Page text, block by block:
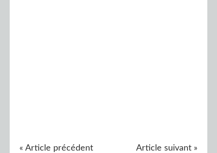
« Article précédent Article suivant »